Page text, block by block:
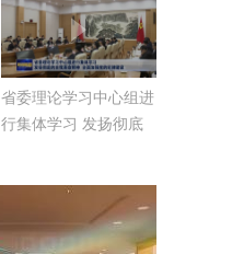
省委理论学习中心组进
行集体学习 发扬彻底